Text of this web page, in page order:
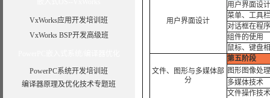
VxWorks应用开发培训班
VxWorks BSP开发高级班
PowerPC系统开发培训班
编译器原理及优化技术专题班
用户界面设计
用户界面设
菜单、工具
对话框在程
组件的使用
鼠标、键盘
文件、图形与多媒体部
分
第五阶段
图形图像处
多媒体技术
文件操作技